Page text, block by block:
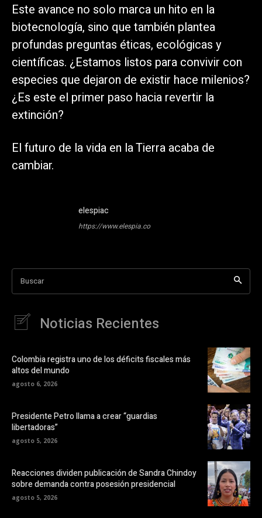
Este avance no solo marca un hito en la
biotecnología, sino que también plantea
profundas preguntas éticas, ecológicas y
científicas. ¿Estamos listos para convivir con
especies que dejaron de existir hace milenios?
¿Es este el primer paso hacia revertir la
extinción?
El futuro de la vida en la Tierra acaba de
cambiar.
elespiac
https://www.elespia.co
Buscar
Noticias Recientes
Colombia registra uno de los déficits fiscales más
altos del mundo
agosto 6, 2026
Presidente Petro llama a crear “guardias
libertadoras”
agosto 5, 2026
Reacciones dividen publicación de Sandra Chindoy
sobre demanda contra posesión presidencial
agosto 5, 2026